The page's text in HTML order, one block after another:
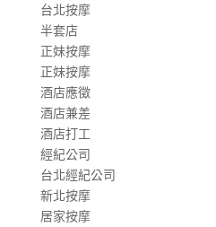
台北按摩
半套店
正妹按摩
正妹按摩
酒店應徵
酒店兼差
酒店打工
經紀公司
台北經紀公司
新北按摩
居家按摩